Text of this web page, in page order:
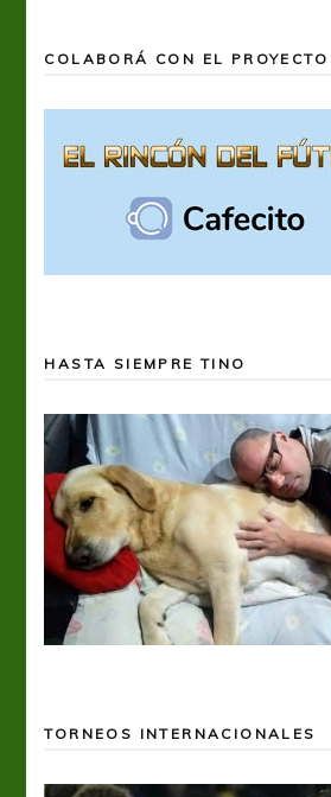
COLABORÁ CON EL PROYECTO
HASTA SIEMPRE TINO
TORNEOS INTERNACIONALES